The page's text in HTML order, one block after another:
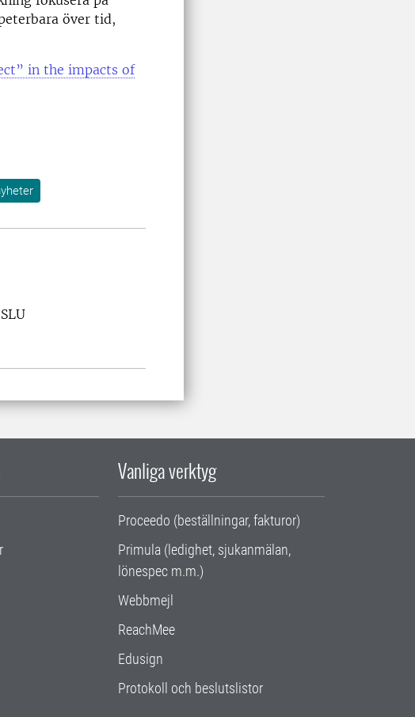
över tid,
in the impacts of
Vanliga verktyg
Proceedo (beställningar, fakturor)
Primula (ledighet, sjukanmälan,
lönespec m.m.)
Webbmejl
ReachMee
Edusign
Protokoll och beslutslistor